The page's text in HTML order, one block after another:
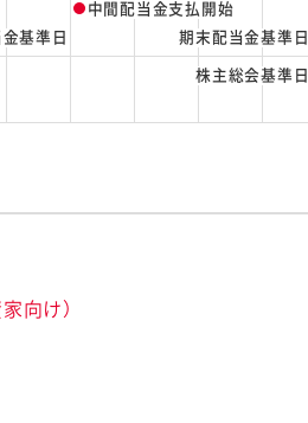
基準日
中間配当金支払開始
期末配当金基準日
株主総会基準日
向け）